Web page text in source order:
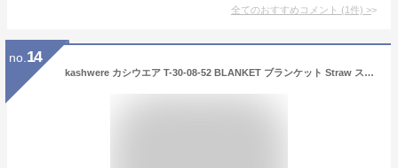
全てのおすすめコメント (1件) >
no. 14
kashwere カシウエア T-30-08-52 BLANKET ブランケット Straw ストロー [並行輸入品]